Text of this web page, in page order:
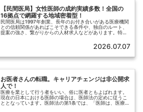
【民間医局】女性医師の成約実績多数！全国の
16拠点で網羅する地域密着型！
民間医局は1997年創業、長年のお付き合いがある医療機関
との信頼関係があればこそできる条件や、独自のルート、
提案の強さ、繋がりからの人材求人などがあります。特に
やすい転職・アルバイト探しを多数承っています。2026.07.07
お医者さんの転職。キャリアチェンジは非公開求
人で！
医療を業として行う者をいい、俗に医者ともよばれます。
現在の日本における医師の場合は、医師法の定めに従うこ
ととなっています。医師法の第1条では、「医師は、医療及